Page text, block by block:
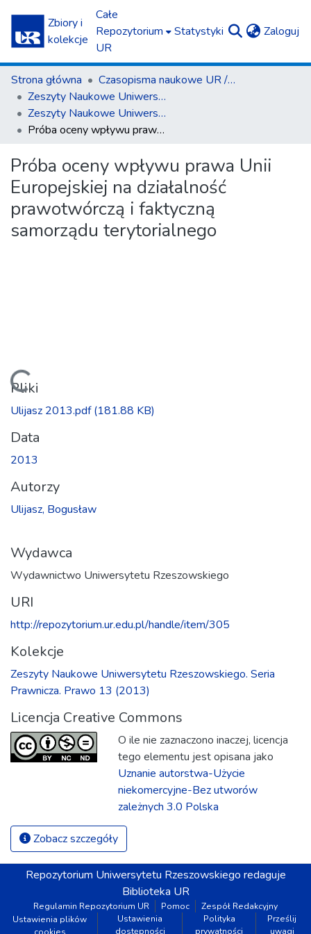
Zbiory i
kolekcje
Całe
Repozytorium
UR
Statystyki Zaloguj
Strona główna
Czasopisma naukowe UR / Scientific Journals
Zeszyty Naukowe Uniwersytetu Rzeszowskiego. Seria Prawnicza. Prawo
Zeszyty Naukowe Uniwersytetu Rzeszowskiego. Seria Prawnicza. Prawo 13 (2013)
Próba oceny wpływu prawa Unii Europejskiej na działalność prawotwórczą i faktyczną samorządu terytorialnego
Próba oceny wpływu prawa Unii
Europejskiej na działalność
prawotwórczą i faktyczną
samorządu terytorialnego
Ładowanie...
Pliki
Ulijasz 2013.pdf(181.88 KB)
Data
2013
Autorzy
Ulijasz, Bogusław
Wydawca
Wydawnictwo Uniwersytetu Rzeszowskiego
URI
http://repozytorium.ur.edu.pl/handle/item/305
Kolekcje
Zeszyty Naukowe Uniwersytetu Rzeszowskiego. Seria
Prawnicza. Prawo 13 (2013)
Licencja Creative Commons
O ile nie zaznaczono inaczej, licencja
tego elementu jest opisana jako
Uznanie autorstwa-Użycie
niekomercyjne-Bez utworów
zależnych 3.0 Polska
Zobacz szczegóły
Repozytorium Uniwersytetu Rzeszowskiego redaguje
Biblioteka UR
Regulamin Repozytorium UR Pomoc
Zespół Redakcyjny
Ustawienia plików
Ustawienia
dostępności
Polityka
prywatności
Prześlij
uwagi